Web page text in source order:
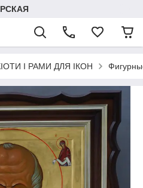
І РАМИ ДЛЯ ІКОН